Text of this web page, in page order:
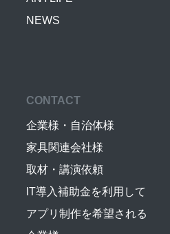
NEWS
CONTACT
企業様・自治体様
家具関連会社様
取材・講演依頼
IT導入補助金を利用して
アプリ制作を希望される